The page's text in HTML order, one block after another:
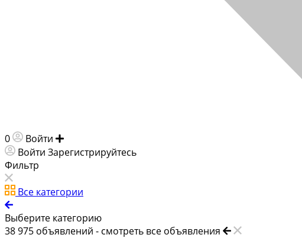
0 Войти
Войти Зарегистрируйтесь
Фильтр
Все категории
Выберите категорию
38 975 объявлений - смотреть все объявления